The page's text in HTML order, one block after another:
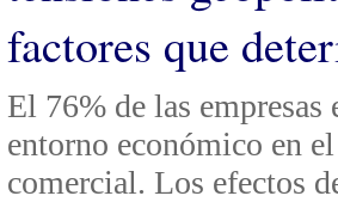
factores que
El 76% de las
entorno económico en
comercial. Los efectos